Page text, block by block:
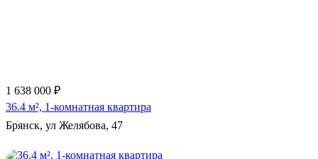
1 638 000 ₽
36.4 м², 1-комнатная квартира
Брянск, ул Желябова, 47